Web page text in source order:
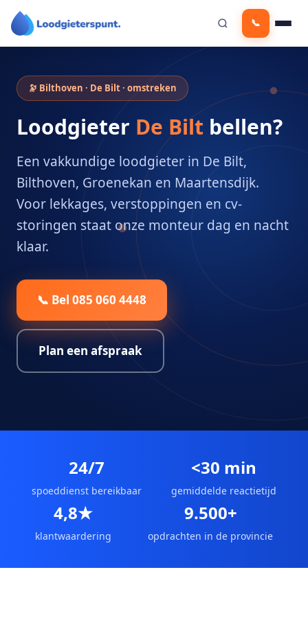
📞
naar
de
🔭 Bilthoven · De Bilt · omstreken
Loodgieter De Bilt bellen?
Een vakkundige loodgieter in De Bilt,
Bilthoven, Groenekan en Maartensdijk.
Voor lekkages, verstoppingen en cv-
storingen staat onze monteur dag en nacht
klaar.
📞 Bel 085 060 4448
Plan een afspraak
24/7
spoeddienst bereikbaar
<30 min
gemiddelde reactietijd
4,8★
klantwaardering
9.500+
opdrachten in de provincie